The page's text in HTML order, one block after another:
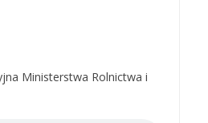
Ministerstwa Rolnictwa i